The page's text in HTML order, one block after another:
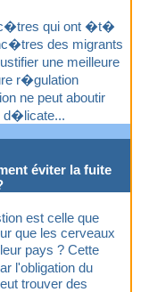
qui ont �t�
des migrants
une meilleure
r�gulation
ne peut aboutir
d�licate...
éviter la fuite
est celle que
que les cerveaux
pays ? Cette
l'obligation du
trouver des